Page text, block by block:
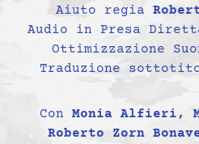
Aiuto regia
Audio in Presa
Ottimizzazione
Traduzione
Con Monia Alfieri,
Roberto Zorn